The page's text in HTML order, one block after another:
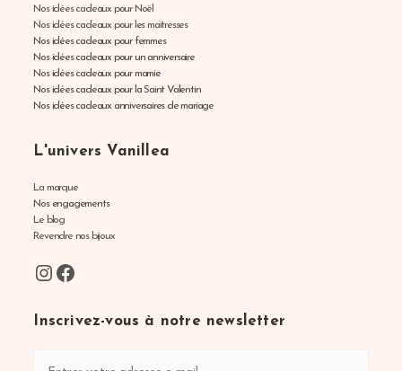
Nos idées cadeaux pour Noël
Nos idées cadeaux pour les maitresses
Nos idées cadeaux pour femmes
Nos idées cadeaux pour un anniversaire
Nos idées cadeaux pour mamie
Nos idées cadeaux pour la Saint Valentin
Nos idées cadeaux anniversaires de mariage
L'univers Vanillea
La marque
Nos engagements
Le blog
Revendre nos bijoux
InstagramFacebook
Inscrivez-vous à notre newsletter